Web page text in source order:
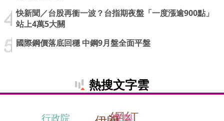
快新聞／台股再衝一波？台指期夜盤「一度漲逾900點」
站上4萬5大關
國際鋼價落底回穩 中鋼9月盤全面平盤
熱搜文字雲
行政院